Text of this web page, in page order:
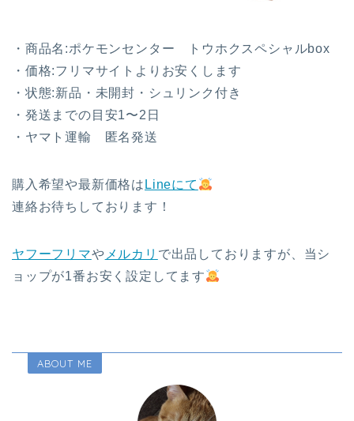
・商品名:ポケモンセンター トウホクスペシャルbox
・価格:フリマサイトよりお安くします
・状態:新品・未開封・シュリンク付き
・発送までの目安1〜2日
・ヤマト運輸 匿名発送
購入希望や最新価格は Lineにて
連絡お待ちしております！
ヤフーフリマやメルカリ で出品しておりますが、当シ
ョップが1番お安く設定してます
ABOUT ME